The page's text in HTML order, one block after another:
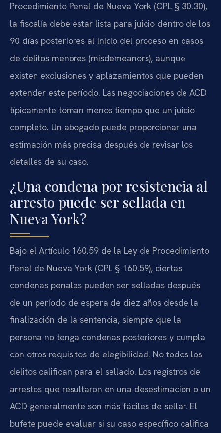
Procedimiento Penal de Nueva York (CPL § 30.30),
la fiscalía debe estar lista para juicio dentro de los
90 días posteriores al inicio del proceso en casos
de delitos menores (misdemeanors), aunque
existen exclusiones y aplazamientos que pueden
extender este período. Las negociaciones de ACD
típicamente toman menos tiempo que un juicio
completo. Un abogado puede proporcionar una
estimación más precisa después de revisar los
detalles de su caso.
¿Una condena por resistencia al
arresto puede ser sellada en
Nueva York?
Bajo el Artículo 160.59 de la Ley de Procedimiento
Penal de Nueva York (CPL § 160.59), ciertas
condenas penales pueden ser selladas después
de un período de espera de diez años desde la
finalización de la sentencia, siempre que la
persona no tenga condenas posteriores y cumpla
con otros requisitos de elegibilidad. No todos los
delitos califican para el sellado. Los registros de
arrestos que resultaron en una desestimación o un
ACD generalmente son más fáciles de sellar. El
bufete puede evaluar si su caso específico califica